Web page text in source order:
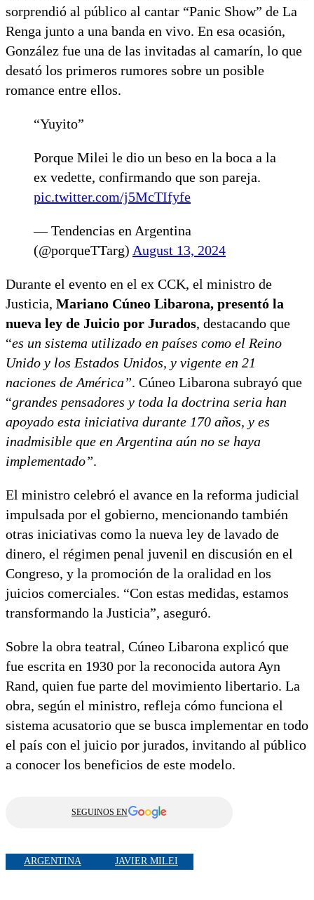
sorprendió al público al cantar “Panic Show” de La
Renga junto a una banda en vivo. En esa ocasión,
González fue una de las invitadas al camarín, lo que
desató los primeros rumores sobre un posible
romance entre ellos.
“Yuyito”
Porque Milei le dio un beso en la boca a la
ex vedette, confirmando que son pareja.
pic.twitter.com/j5McTIfyfe
— Tendencias en Argentina
(@porqueTTarg) August 13, 2024
Durante el evento en el ex CCK, el ministro de
Justicia, Mariano Cúneo Libarona, presentó la
nueva ley de Juicio por Jurados, destacando que
“es un sistema utilizado en países como el Reino
Unido y los Estados Unidos, y vigente en 21
naciones de América”. Cúneo Libarona subrayó que
“grandes pensadores y toda la doctrina seria han
apoyado esta iniciativa durante 170 años, y es
inadmisible que en Argentina aún no se haya
implementado”.
El ministro celebró el avance en la reforma judicial
impulsada por el gobierno, mencionando también
otras iniciativas como la nueva ley de lavado de
dinero, el régimen penal juvenil en discusión en el
Congreso, y la promoción de la oralidad en los
juicios comerciales. “Con estas medidas, estamos
transformando la Justicia”, aseguró.
Sobre la obra teatral, Cúneo Libarona explicó que
fue escrita en 1930 por la reconocida autora Ayn
Rand, quien fue parte del movimiento libertario. La
obra, según el ministro, refleja cómo funciona el
sistema acusatorio que se busca implementar en todo
el país con el juicio por jurados, invitando al público
a conocer los beneficios de este modelo.
SEGUINOS EN
ARGENTINA JAVIER MILEI